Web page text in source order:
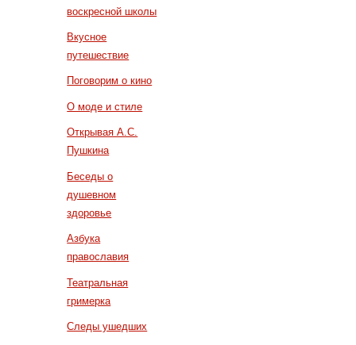
воскресной школы
Вкусное
путешествие
Поговорим о кино
О моде и стиле
Открывая А.С.
Пушкина
Беседы о
душевном
здоровье
Азбука
православия
Театральная
гримерка
Следы ушедших